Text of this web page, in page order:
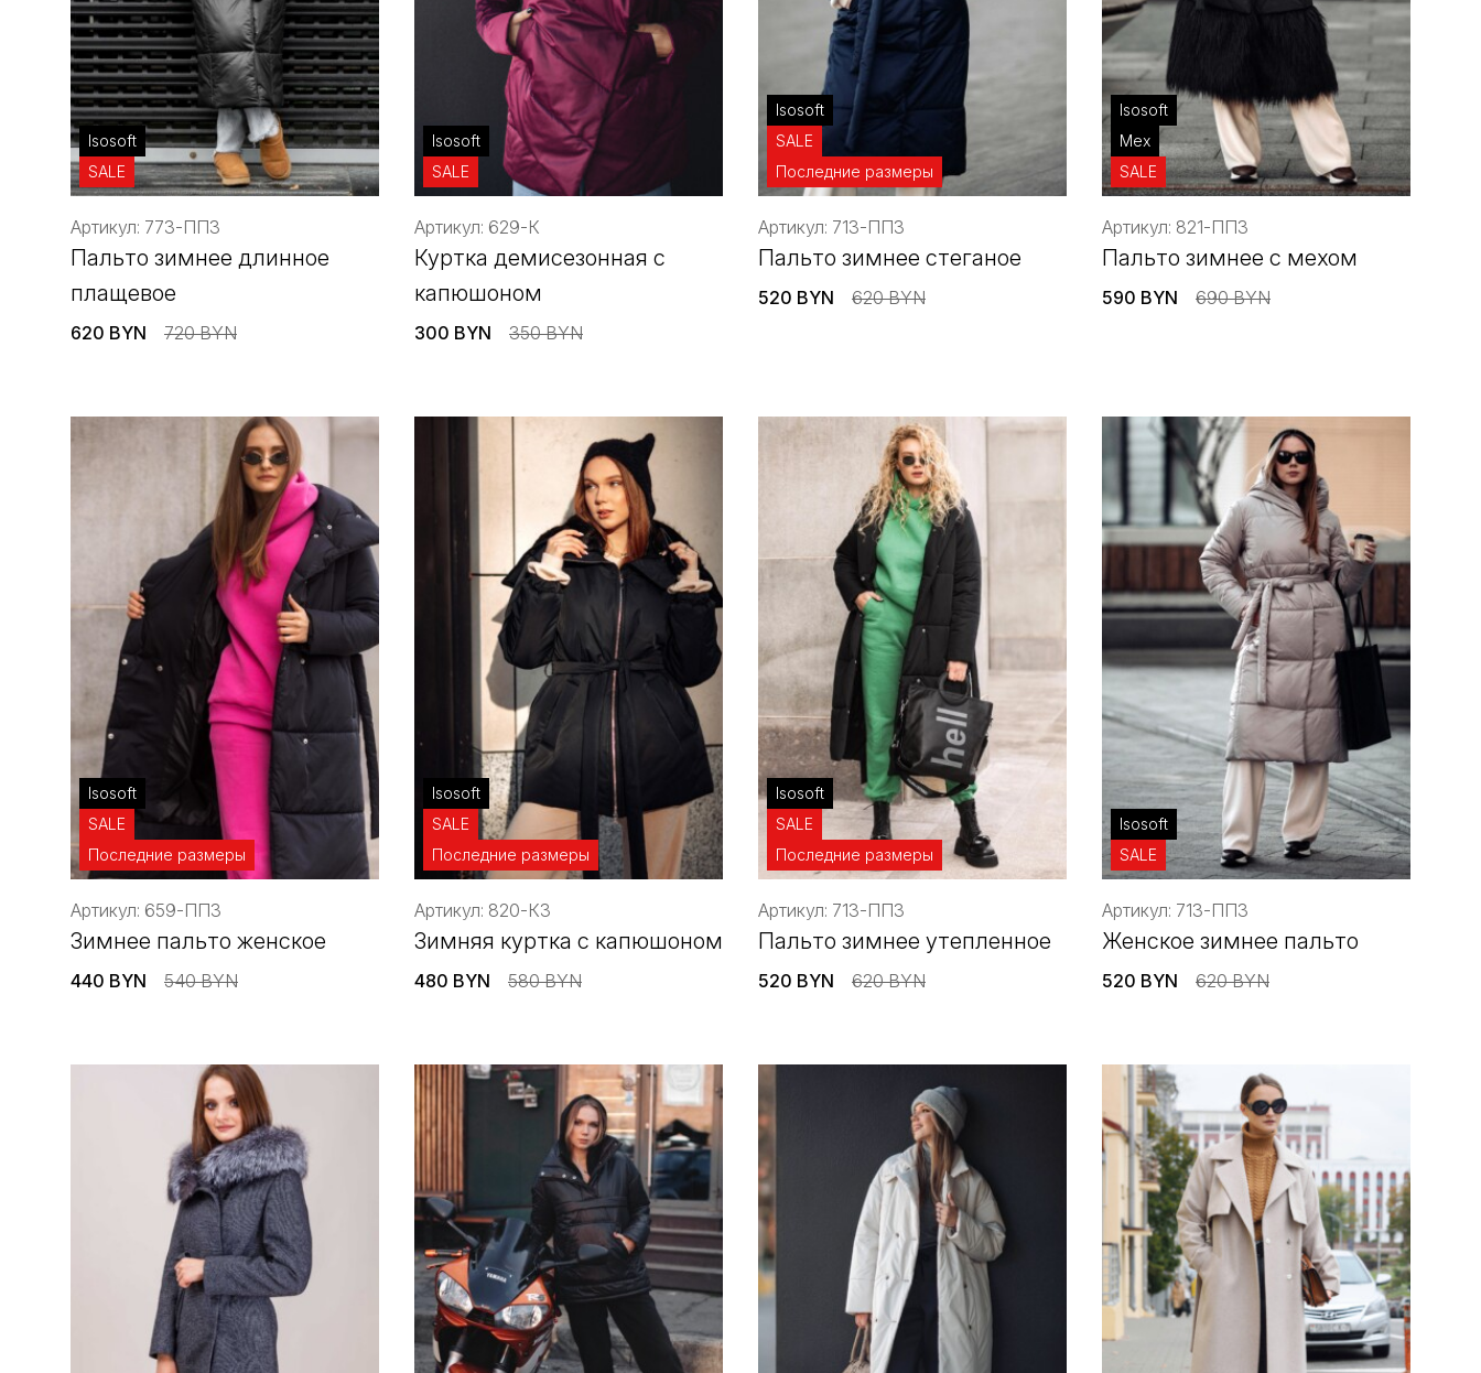
Isosoft
SALE
Артикул: 773-ППЗ
Пальто зимнее длинное
плащевое
620 BYN 720 BYN
Isosoft
SALE
Артикул: 629-К
Куртка демисезонная с
капюшоном
300 BYN 350 BYN
Isosoft
SALE
Последние размеры
Артикул: 713-ППЗ
Пальто зимнее стеганое
520 BYN 620 BYN
Isosoft
Мех
SALE
Артикул: 821-ППЗ
Пальто зимнее с мехом
590 BYN 690 BYN
Isosoft
SALE
Последние размеры
Артикул: 659-ППЗ
Зимнее пальто женское
440 BYN 540 BYN
Isosoft
SALE
Последние размеры
Артикул: 820-КЗ
Зимняя куртка с капюшоном
480 BYN 580 BYN
Isosoft
SALE
Последние размеры
Артикул: 713-ППЗ
Пальто зимнее утепленное
520 BYN 620 BYN
Isosoft
SALE
Артикул: 713-ППЗ
Женское зимнее пальто
520 BYN 620 BYN